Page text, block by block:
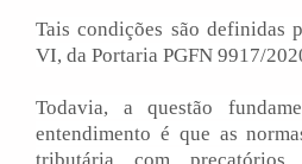
Tais condições são definidas
VI, da Portaria PGFN 9917/
Todavia, a questão
entendimento é que as